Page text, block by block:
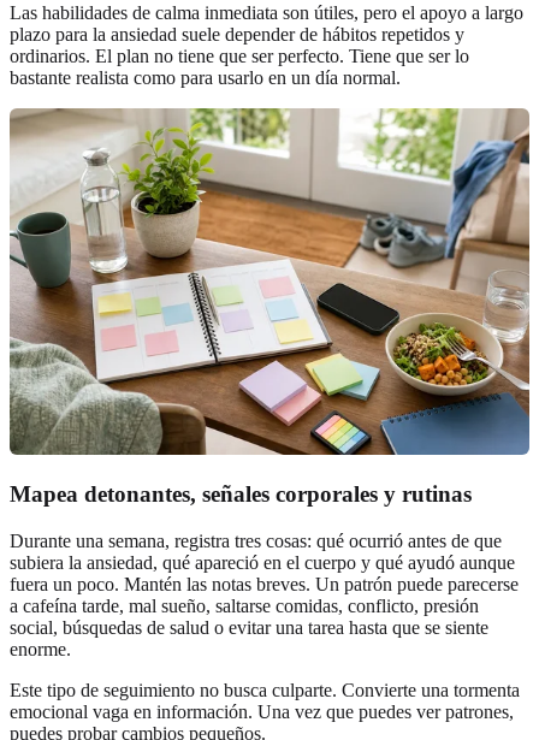
Las habilidades de calma inmediata son útiles, pero el apoyo a largo
plazo para la ansiedad suele depender de hábitos repetidos y
ordinarios. El plan no tiene que ser perfecto. Tiene que ser lo
bastante realista como para usarlo en un día normal.
Mapea detonantes, señales corporales y rutinas
Durante una semana, registra tres cosas: qué ocurrió antes de que
subiera la ansiedad, qué apareció en el cuerpo y qué ayudó aunque
fuera un poco. Mantén las notas breves. Un patrón puede parecerse
a cafeína tarde, mal sueño, saltarse comidas, conflicto, presión
social, búsquedas de salud o evitar una tarea hasta que se siente
enorme.
Este tipo de seguimiento no busca culparte. Convierte una tormenta
emocional vaga en información. Una vez que puedes ver patrones,
puedes probar cambios pequeños.